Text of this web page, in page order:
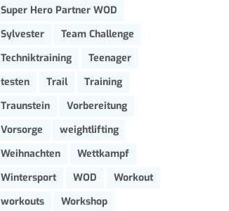
Super Hero Partner WOD
Sylvester
Team Challenge
Techniktraining
Teenager
testen
Trail
Training
Traunstein
Vorbereitung
Vorsorge
weightlifting
Weihnachten
Wettkampf
Wintersport
WOD
Workout
workouts
Workshop